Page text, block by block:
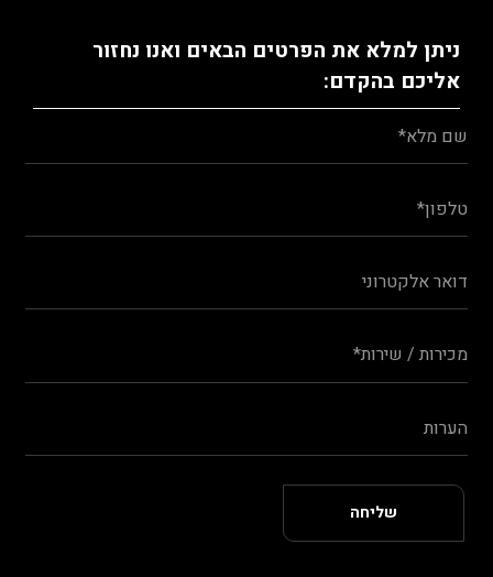
ניתן למלא את הפרטים הבאים ואנו נחזור
אליכם בהקדם: